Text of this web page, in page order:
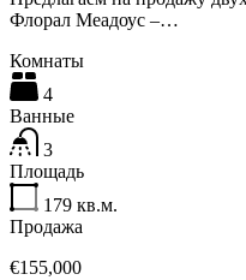
Флорал Меадоус –…
Комнаты
4
Ванные
3
Площадь
179 кв.м.
Продажа
€155,000